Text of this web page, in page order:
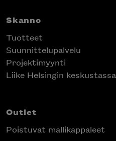
Skanno
Tuotteet
Suunnittelupalvelu
Projektimyynti
Liike Helsingin keskustassa
Outlet
Poistuvat mallikappaleet